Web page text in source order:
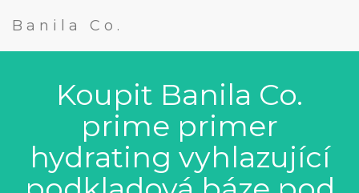
Banila Co.
Koupit Banila Co.
prime primer
hydrating vyhlazující